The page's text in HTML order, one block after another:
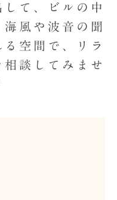
て、ビルの中
風 や波音の聞
空間で、リラ
相談してみませ